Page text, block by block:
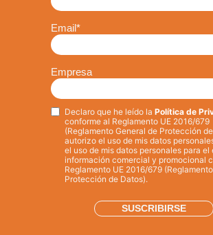
Email*
Empresa
Privacy*
Declaro que he leído la Política de
conforme al Reglamento UE 2016/679
(Reglamento General de Protección
autorizo el uso de mis datos personales y
el uso de mis datos personales para el
información comercial y promocional
Reglamento UE 2016/679
Protección de Datos).